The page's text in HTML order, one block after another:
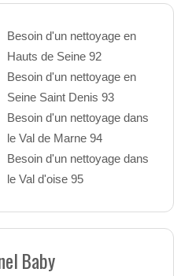
Besoin d'un nettoyage en
Hauts de Seine 92
Besoin d'un nettoyage en
Seine Saint Denis 93
Besoin d'un nettoyage dans
le Val de Marne 94
Besoin d'un nettoyage dans
le Val d'oise 95
Baby